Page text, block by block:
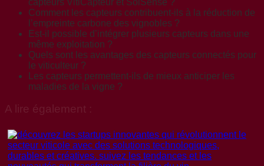
Comment les capteurs contribuent-ils à la réduction de
l’empreinte carbone des vignobles ?
Est-il possible d’intégrer plusieurs capteurs dans une
même exploitation ?
Quels sont les avantages des capteurs connectés pour
le viticulteur ?
Les capteurs permettent-ils de mieux anticiper les
maladies de la vigne ?
A lire également :